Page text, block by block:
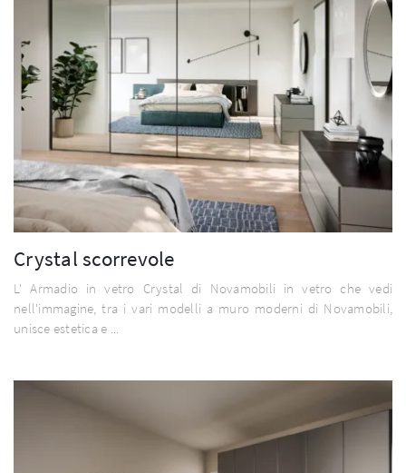
Crystal scorrevole
L' Armadio in vetro Crystal di Novamobili in vetro che vedi
nell'immagine, tra i vari modelli a muro moderni di Novamobili,
unisce estetica e ...